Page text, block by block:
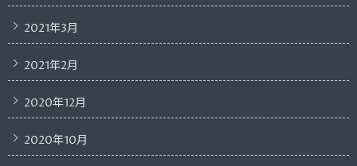
2021年3月
2021年2月
2020年12月
2020年10月